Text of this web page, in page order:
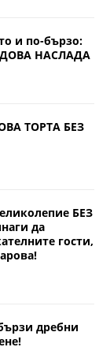
и по-бързо:
НАСЛАДА
ТОРТА БЕЗ
БЕЗ
да
гости,
дребни